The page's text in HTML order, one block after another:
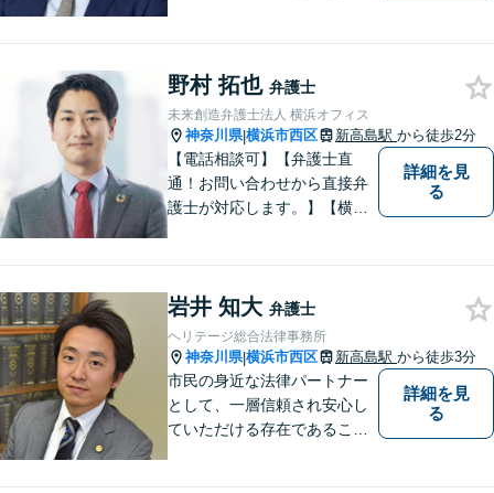
します。【独占禁止法・下請
法の著書執筆】
野村 拓也 弁護士
未来創造弁護士法人 横浜オフィス
神奈川県|横浜市西区 新高島駅 から徒歩2分
【電話相談可】【弁護士直
通！お問い合わせから直接弁
護士が対応します。】【横浜
労働・雇用【法人・個人とも
に対応】フットワークが軽
く、密なコミュニケーション
を心がけます。
詳細を見
る
岩井 知大 弁護士
ヘリテージ総合法律事務所
神奈川県|横浜市西区 新高島駅 から徒歩3分
市民の身近な法律パートナー
として、一層信頼され安心し
ていただける存在であること
詳細を見
る